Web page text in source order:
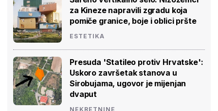
za Kineze napravili zgradu koja
pomiče granice, boje i oblici pršte
ESTETIKA
Presuda 'Statileo protiv Hrvatske':
Uskoro završetak stanova u
Sirobujama, ugovor je mijenjan
dvaput
NEKRETNINE